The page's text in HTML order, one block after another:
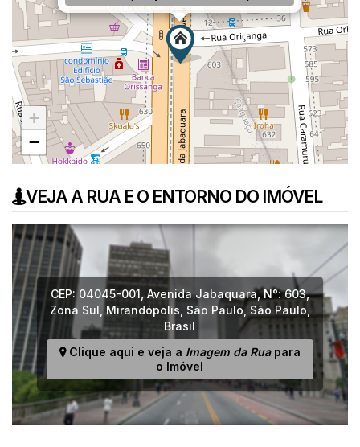
+
−
VEJA A RUA E O ENTORNO DO IMÓVEL
CEP: 04045-001 Avenida Jabaquara,N°:603,
Zona Sul Mirandópolis São Paulo, São Paulo
Brasil
Clique aqui e veja a Imagem da Ruapara
o Imóvel